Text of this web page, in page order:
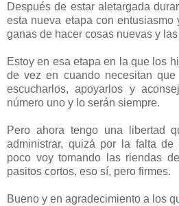
Después de estar aletargada
esta nueva etapa con entusiasmo
ganas de hacer cosas nuevas y
Estoy en esa etapa en la que los
de vez en cuando necesitan
escucharlos, apoyarlos y
número uno y lo serán siempre.
Pero ahora tengo una libertad
administrar, quizá por la falta de
poco voy tomando las riendas
pasitos cortos, eso sí, pero firmes.
Bueno y en agradecimiento a los